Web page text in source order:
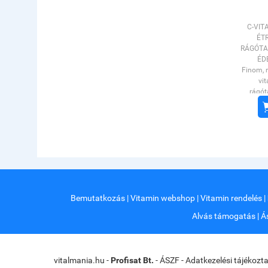
C-
Finom,
Bemutatkozás |Vitamin webshop |Vitamin rendelés |
Alvás támogatás|
vitalmania.hu - Profisat Bt. -ÁSZF-Adatkezelési